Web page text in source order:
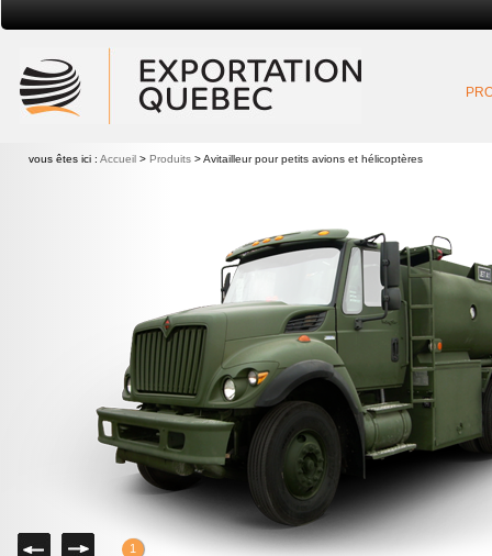
vous êtes ici : Accueil> Produits>Avitailleur pour petits avions et hélicoptères
Droite1